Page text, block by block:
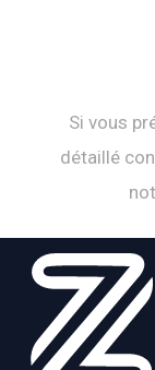
Si vous
détaillé